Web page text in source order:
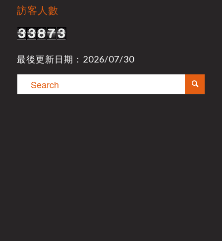
訪客人數
最後更新日期：2026/07/30